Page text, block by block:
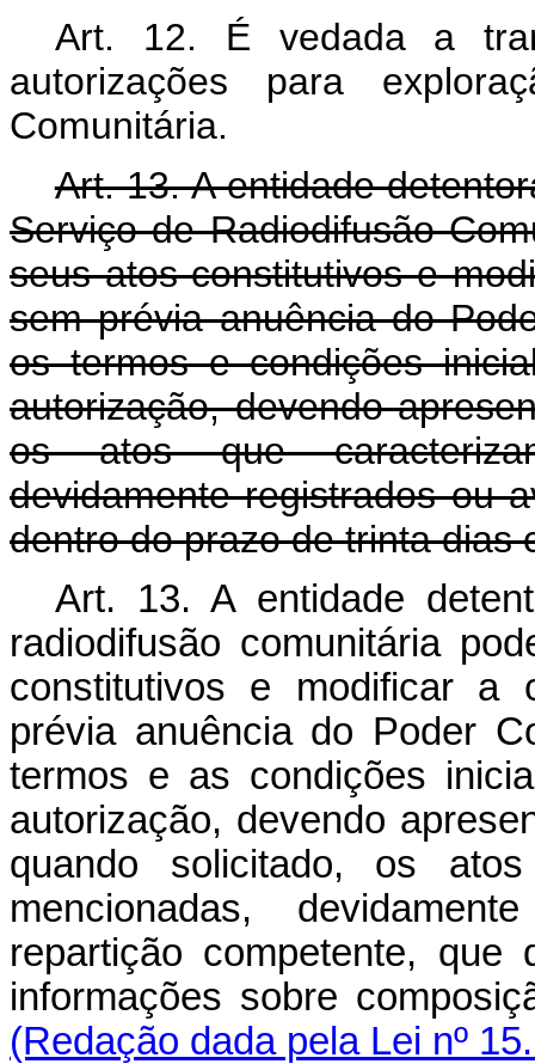
Art. 12. É vedada a
autorizações para
Comunitária.
Art. 13. A entidade
Serviço de Radiodifusão
seus atos constitutivos e
sem prévia anuência do
os termos e condições
autorização, devendo
os atos que
devidamente registrados ou
dentro do prazo de trinta dias
Art. 13. A entidade
radiodifusão comunitária
constitutivos e modificar a
prévia anuência do Poder
termos e as condições
autorização, devendo
quando solicitado, os
mencionadas,
repartição competente, que
informações sobre
(Redação dada pela Lei nº